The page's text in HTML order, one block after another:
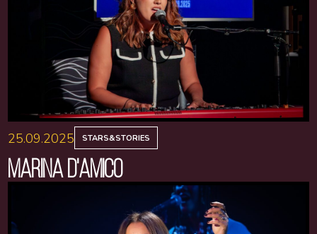
25.09.2025 STARS&STORIES
MARINA D'AMICO